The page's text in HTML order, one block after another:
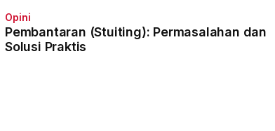
Opini
Pembantaran (Stuiting): Permasalahan dan
Solusi Praktis